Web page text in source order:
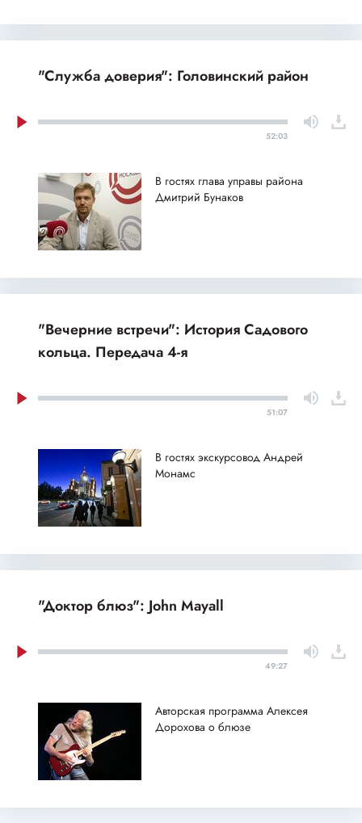
"Служба доверия": Головинский район
52:03
В гостях глава управы района
Дмитрий Бунаков
"Вечерние встречи": История Садового
кольца. Передача 4-я
51:07
В гостях экскурсовод Андрей
Монамс
"Доктор блюз": John Mayall
49:27
Авторская программа Алексея
Дорохова о блюзе